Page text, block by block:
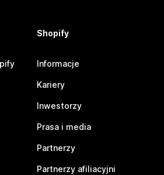
Shopify
Informacje
Kariery
Inwestorzy
Prasa i media
Partnerzy
Partnerzy afiliacyjni